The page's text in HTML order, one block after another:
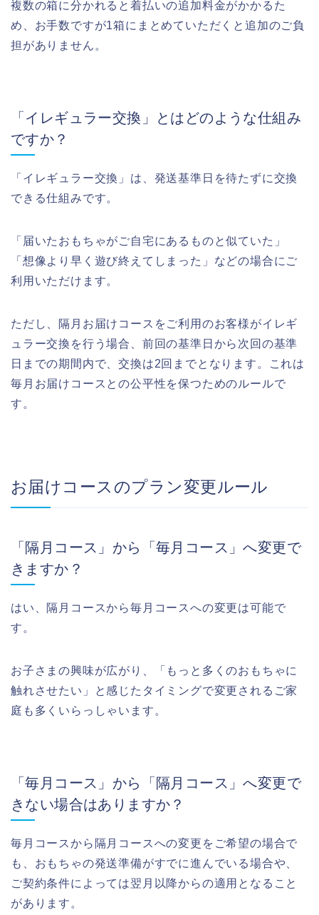
複数の箱に分かれると着払いの追加料金がかかるた
め、お手数ですが1箱にまとめていただくと追加のご負
担がありません。
「イレギュラー交換」とはどのような仕組み
ですか？
「イレギュラー交換」は、発送基準日を待たずに交換
できる仕組みです。
「届いたおもちゃがご自宅にあるものと似ていた」
「想像より早く遊び終えてしまった」などの場合にご
利用いただけます。
ただし、隔月お届けコースをご利用のお客様がイレギ
ュラー交換を行う場合、前回の基準日から次回の基準
日までの期間内で、交換は2回までとなります。これは
毎月お届けコースとの公平性を保つためのルールで
す。
お届けコースのプラン変更ルール
「隔月コース」から「毎月コース」へ変更で
きますか？
はい、隔月コースから毎月コースへの変更は可能で
す。
お子さまの興味が広がり、「もっと多くのおもちゃに
触れさせたい」と感じたタイミングで変更されるご家
庭も多くいらっしゃいます。
「毎月コース」から「隔月コース」へ変更で
きない場合はありますか？
毎月コースから隔月コースへの変更をご希望の場合で
も、おもちゃの発送準備がすでに進んでいる場合や、
ご契約条件によっては翌月以降からの適用となること
があります。